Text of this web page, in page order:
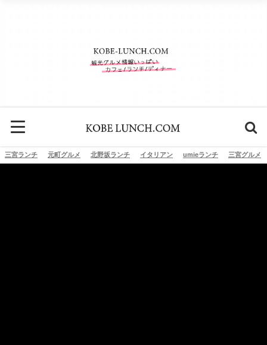
三宮ランチ 元町グルメ 北野坂ランチ イタリアン umieランチ 三宮グルメ